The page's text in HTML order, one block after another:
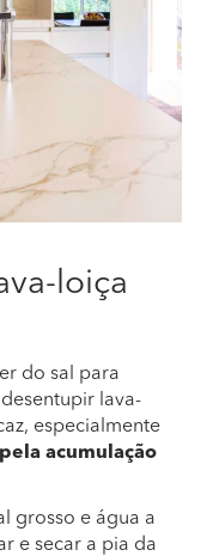
loiça
do sal para
lava-
especialmente
acumulação
grosso e água a
e secar a pia da